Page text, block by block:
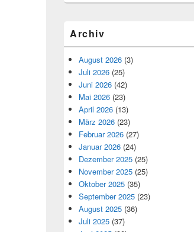
Archiv
August 2026 (3)
Juli 2026 (25)
Juni 2026 (42)
Mai 2026 (23)
April 2026 (13)
März 2026 (23)
Februar 2026 (27)
Januar 2026 (24)
Dezember 2025 (25)
November 2025 (25)
Oktober 2025 (35)
September 2025 (23)
August 2025 (36)
Juli 2025 (37)